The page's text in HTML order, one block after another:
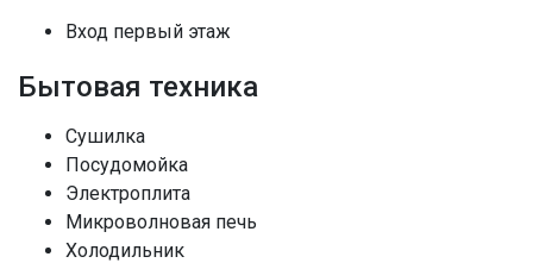
Этажей
Полы
Вход первый этаж
Бытовая техника
Сушилка
Посудомойка
Электроплита
Микроволновая печь
Холодильник